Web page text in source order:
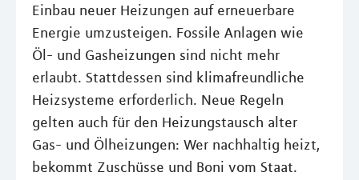
Einbau neuer Heizungen auf erneuerbare
Energie umzusteigen. Fossile Anlagen wie
Öl- und Gasheizungen sind nicht mehr
erlaubt. Stattdessen sind klimafreundliche
Heizsysteme erforderlich. Neue Regeln
gelten auch für den Heizungstausch alter
Gas- und Ölheizungen: Wer nachhaltig heizt,
bekommt Zuschüsse und Boni vom Staat.